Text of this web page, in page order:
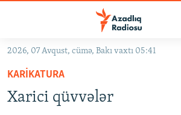
Əsas
qayıt
Əsas
naviqasiyaya
GÜNDƏM
KORRUPSIOMETR
2026, 07 Avqust, cümə, Bakı vaxtı 05:41
KARIKATURA
Xarici qüvvələr